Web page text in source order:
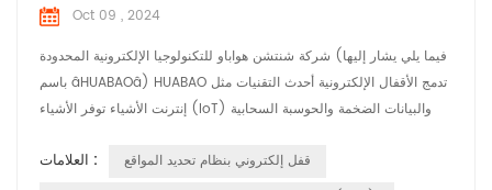
Oct 09 , 2024
شركة شنتشن هواباو للتكنولوجيا الإلكترونية المحدودة (فيما يلي يشار إليها
باسم âHUABAOâ) HUABAO تدمج الأقفال الإلكترونية أحدث التقنيات مثل
إنترنت الأشياء توفر الأشياء (IoT) والبيانات الضخمة والحوسبة السحابية
والمراقبة في الوقت الحقيقي: يتم تمكين الأقفال الإلكترونية HUABAO تتبع
العلامات :
قفل إلكتروني بنظام تحديد المواقع